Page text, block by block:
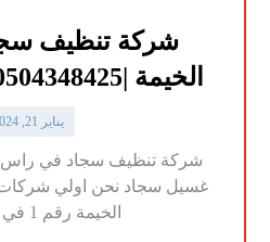
شركة تنظيف
الخيمة |0504348425| غسيل سجاد
يناير 21, 2024
غسيل سجاد نحن اولي
الخيمة رقم 1 في تنظيف ...